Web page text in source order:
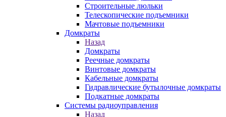
Строительные люльки
Телескопические подъемники
Мачтовые подъемники
Домкраты
Назад
Домкраты
Реечные домкраты
Винтовые домкраты
Кабельные домкраты
Гидравлические бутылочные домкраты
Подкатные домкраты
Системы радиоуправления
Назад